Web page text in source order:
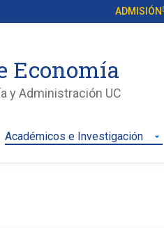
ADMISIÓN
Economía
y Administración UC
Académicos e Investigación arrow_drop_down